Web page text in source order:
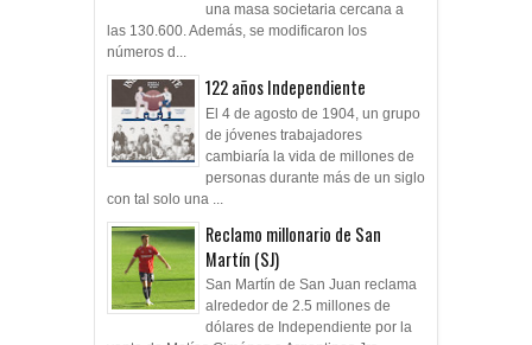
una masa societaria cercana a
las 130.600. Además, se modificaron los
números d...
122 años Independiente
El 4 de agosto de 1904, un grupo
de jóvenes trabajadores
cambiaría la vida de millones de
personas durante más de un siglo
con tal solo una ...
Reclamo millonario de San
Martín (SJ)
San Martín de San Juan reclama
alrededor de 2.5 millones de
dólares de Independiente por la